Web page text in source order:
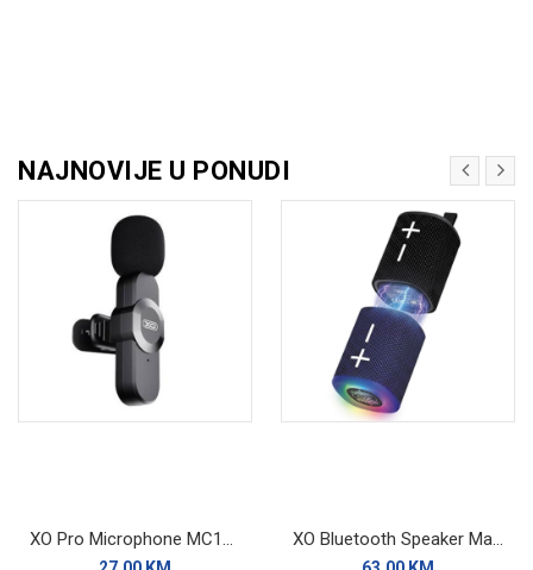
NAJNOVIJE U PONUDI
XO Pro Microphone MC13 Wireless XO Bluetooth Speaker Magnetic F79 RGB